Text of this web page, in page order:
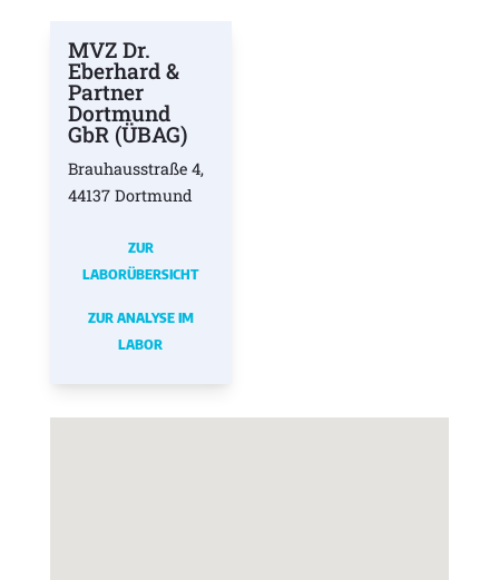
MVZ Dr.
Eberhard &
Partner
Dortmund
GbR (ÜBAG)
Brauhausstraße 4,
44137 Dortmund
ZUR
LABORÜBERSICHT
ZUR ANALYSE IM
LABOR